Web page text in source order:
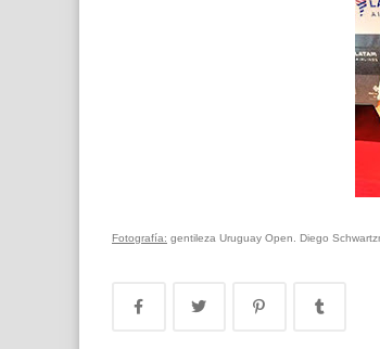
Fotografía: gentileza Uruguay Open. Diego